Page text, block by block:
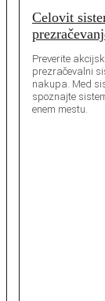
Celovit
Preverite
prezračevalni
nakupa. Med
spoznajte
enem mestu.